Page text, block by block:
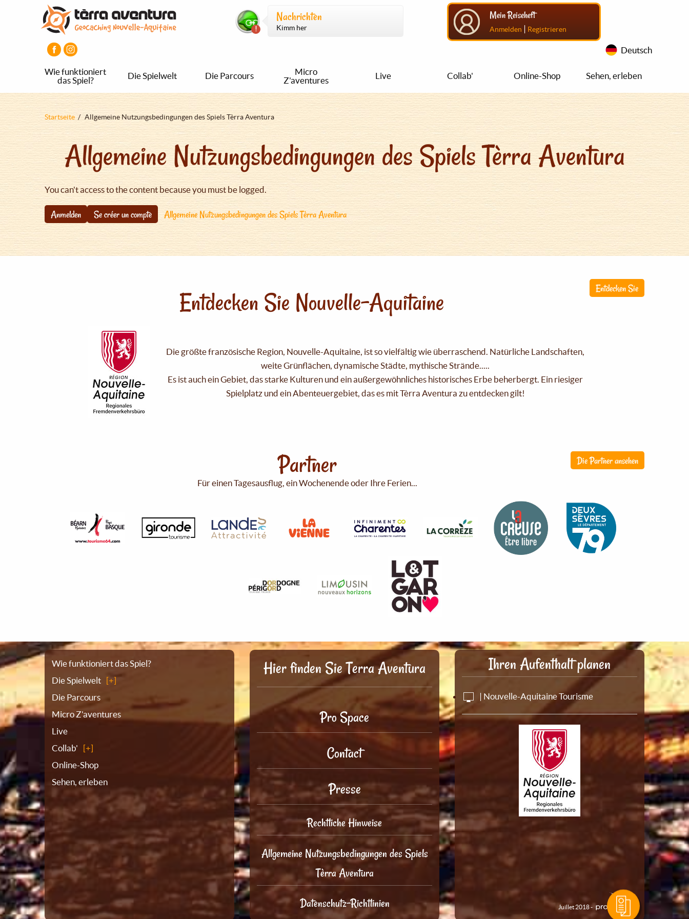
Nachrichten
Kimm her
Mein Reiseheft
Anmelden | Registrieren
Deutsch
Wie funktioniert
das Spiel?
Die Spielwelt Die Parcours
Micro
Z'aventures
Live Collab' Online-Shop Sehen, erleben
Pfadnavigation
Startseite Allgemeine Nutzungsbedingungen des Spiels Tèrra Aventura
Allgemeine Nutzungsbedingungen des Spiels Tèrra Aventura
You can't access to the content because you must be logged.
Anmelden Se créer un compte Allgemeine Nutzungsbedingungen des Spiels Tèrra Aventura
Entdecken Sie
Entdecken Sie Nouvelle-Aquitaine
Die größte französische Region, Nouvelle-Aquitaine, ist so vielfältig wie überraschend. Natürliche Landschaften,
weite Grünflächen, dynamische Städte, mythische Strände.....
Es ist auch ein Gebiet, das starke Kulturen und ein außergewöhnliches historisches Erbe beherbergt. Ein riesiger
Spielplatz und ein Abenteuergebiet, das es mit Tèrra Aventura zu entdecken gilt!
Die Partner ansehen
Partner
Für einen Tagesausflug, ein Wochenende oder Ihre Ferien...
Sitemap
Wie funktioniert das Spiel?
Die Spielwelt
Die Parcours
Micro Z'aventures
Live
Collab'
Online-Shop
Sehen, erleben
Hier finden Sie Terra Aventura
Pro Space
Contact
Presse
Rechtliche Hinweise
Allgemeine Nutzungsbedingungen des Spiels
Tèrra Aventura
Datenschutz-Richtlinien
Ihren Aufenthalt planen
| Nouvelle-Aquitaine Tourisme
Juillet 2018 -